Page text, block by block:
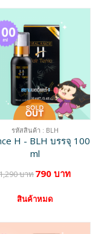
รหัสสินค้า : BLH
H - BLH บรรจุ 100
ml
บาท790 บาท
สินค้าหมด